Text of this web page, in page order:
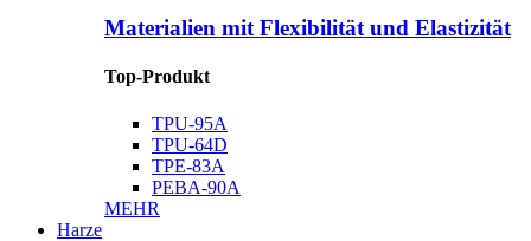
Materialien mit Flexibilität und Elastizität
Top-Produkt
TPU-95A
TPU-64D
TPE-83A
PEBA-90A
MEHR
Harze